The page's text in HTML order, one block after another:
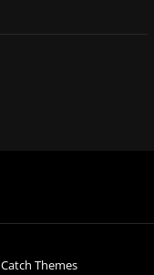
Catch Themes